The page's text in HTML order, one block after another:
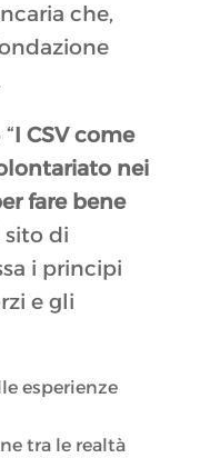
che,
I CSV come
nei
fare bene
sito di
i principi
e gli
esperienze
tra le realtà